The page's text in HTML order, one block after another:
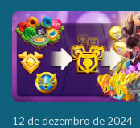
12 de dezembro de 2024